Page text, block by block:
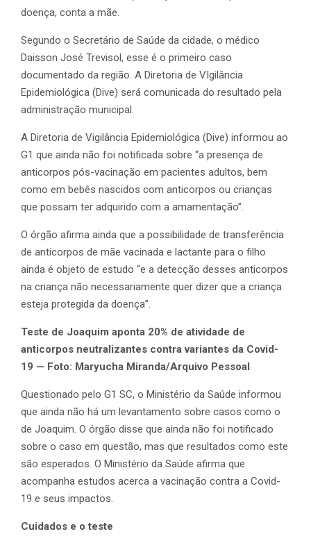
doença, conta a mãe.
Segundo o Secretário de Saúde da cidade, o médico
Daisson José Trevisol, esse é o primeiro caso
documentado da região. A Diretoria de VIgilância
Epidemiológica (Dive) será comunicada do resultado pela
administração municipal.
A Diretoria de Vigilância Epidemiológica (Dive) informou ao
G1 que ainda não foi notificada sobre “a presença de
anticorpos pós-vacinação em pacientes adultos, bem
como em bebês nascidos com anticorpos ou crianças
que possam ter adquirido com a amamentação”.
O órgão afirma ainda que a possibilidade de transferência
de anticorpos de mãe vacinada e lactante para o filho
ainda é objeto de estudo “e a detecção desses anticorpos
na criança não necessariamente quer dizer que a criança
esteja protegida da doença”.
Teste de Joaquim aponta 20% de atividade de
anticorpos neutralizantes contra variantes da Covid-
19 — Foto: Maryucha Miranda/Arquivo Pessoal
Questionado pelo G1 SC, o Ministério da Saúde informou
que ainda não há um levantamento sobre casos como o
de Joaquim. O órgão disse que ainda não foi notificado
sobre o caso em questão, mas que resultados como este
são esperados. O Ministério da Saúde afirma que
acompanha estudos acerca a vacinação contra a Covid-
19 e seus impactos.
Cuidados e o teste